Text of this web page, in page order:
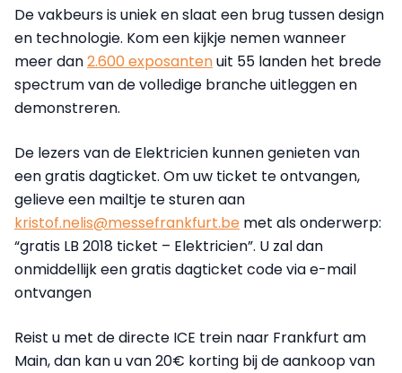
De vakbeurs is uniek en slaat een brug tussen design
en technologie. Kom een kijkje nemen wanneer
meer dan2.600 exposantenuit 55 landen het brede
spectrum van de volledige branche uitleggen en
demonstreren.
De lezers van de Elektricien kunnen genieten van
een gratis dagticket. Om uw ticket te ontvangen,
gelieve een mailtje te sturen aan
kristof.nelis@messefrankfurt.be met als onderwerp:
“gratis LB 2018 ticket – Elektricien”. U zal dan
onmiddellijk een gratis dagticket code via e-mail
ontvangen
Reist u met de directe ICE trein naar Frankfurt am
Main, dan kan u van 20€ korting bij de aankoop van